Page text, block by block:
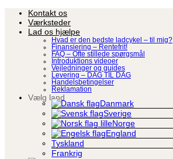
Fortsæt
indhold
Kontakt os
Værksteder
Lad os hjælpe
Hvad er den bedste ladcykel – til mig?
Finansiering – Rentefrit!
FAQ – Ofte stillede spørgsmål
Introduktions videoer
Vejledninger og guides
Levering – DAG TIL DAG
Handelsbetingelser
Reklamation
Vælg land
Danmark
Sverige
Norge
England
Tyskland
Frankrig